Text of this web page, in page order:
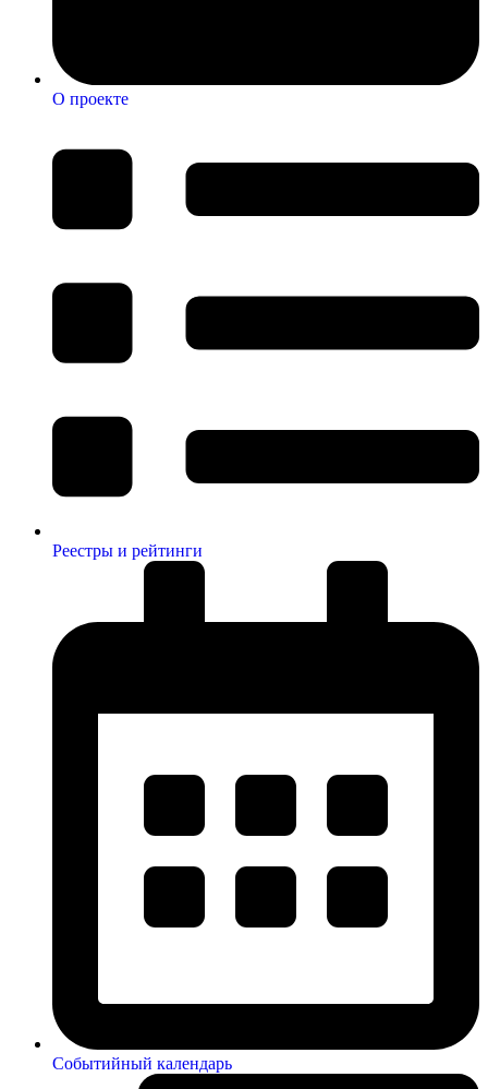
О проекте
Реестры и рейтинги
Событийный календарь